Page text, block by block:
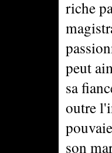
riche
peut
sa
outre
son